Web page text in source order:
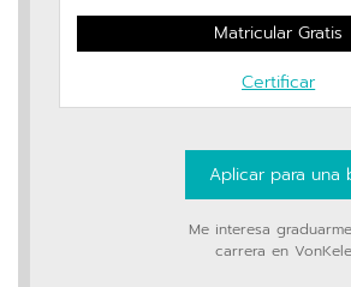
Matricular Gratis
Certificar
Aplicar para una
Me interesa
carrera en